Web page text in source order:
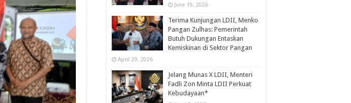
June 19, 2026
Terima Kunjungan LDII, Menko
Pangan Zulhas: Pemerintah
Butuh Dukungan Entaskan
Kemiskinan di Sektor Pangan
April 29, 2026
Jelang Munas X LDII, Menteri
Fadli Zon Minta LDII Perkuat
Kebudayaan*